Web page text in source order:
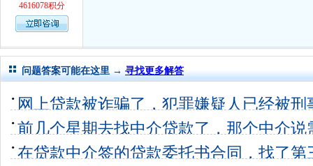
4616078积分
问题答案可能在这里 → 寻找更多解答
网上贷款被诈骗了，犯罪嫌疑人已经被
第三方 11个回答 0
前几个星期去找中介贷款了，那个中介
开始说只需 8个回答 0
在贷款中介签的贷款委托书合同，找了